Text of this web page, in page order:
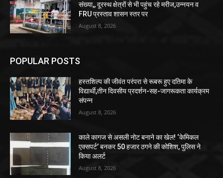
संख्या,, दूरस्थ क्षेत्रों से भी पहुंच रहे मरीज,उन्नयन व
FRU प्रस्ताव शासन स्तर पर
August 8, 2026
POPULAR POSTS
हस्तशिल्प की जीवंत परंपरा से रूबरू हुए दतिमा के
विद्यार्थी,तीन दिवसीय प्रदर्शन-सह-जागरूकता कार्यक्रम
संपन्न
August 8, 2026
काले कागज से असली नोट बनाने का खेल! ‘केमिकल
एक्सपर्ट’ बनकर 50 हजार ठगने की कोशिश, पुलिस ने
किया अलर्ट
August 8, 2026